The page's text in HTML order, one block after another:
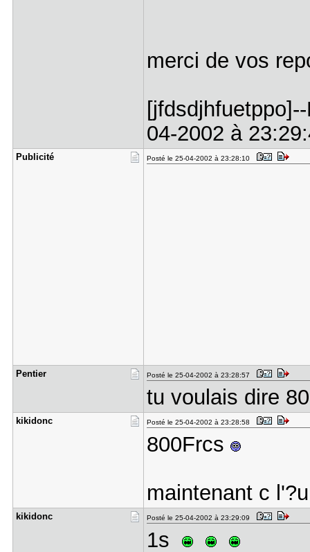
merci de vos
04-2002 à
Publicité Posté le 25-04-2002 à 23:28:10
Pentier Posté le 25-04-2002 à 23:28:57
tu voulais dire
kikidonc Posté le 25-04-2002 à 23:28:58
800Frcs
maintenant c
kikidonc Posté le 25-04-2002 à 23:29:09
1s